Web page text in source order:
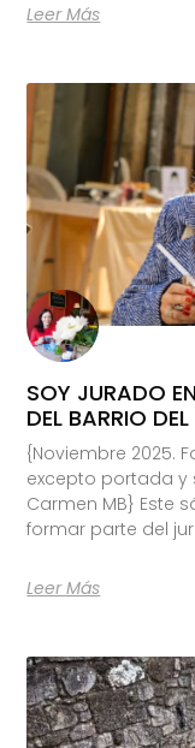
Leer Más
SOY JURADO
DEL BARRIO
{Noviembre 2025.
excepto portada
Carmen MB} Este
formar parte del
Leer Más